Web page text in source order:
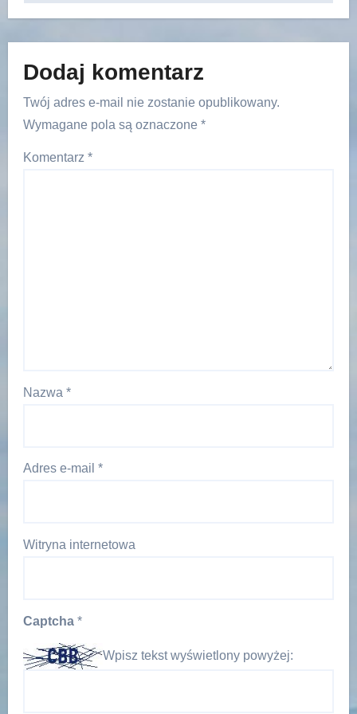
Dodaj komentarz
Twój adres e-mail nie zostanie opublikowany.
Wymagane pola są oznaczone *
Komentarz *
Nazwa *
Adres e-mail *
Witryna internetowa
Captcha *
Wpisz tekst wyświetlony powyżej: